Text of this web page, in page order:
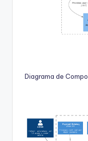
Diagrama de